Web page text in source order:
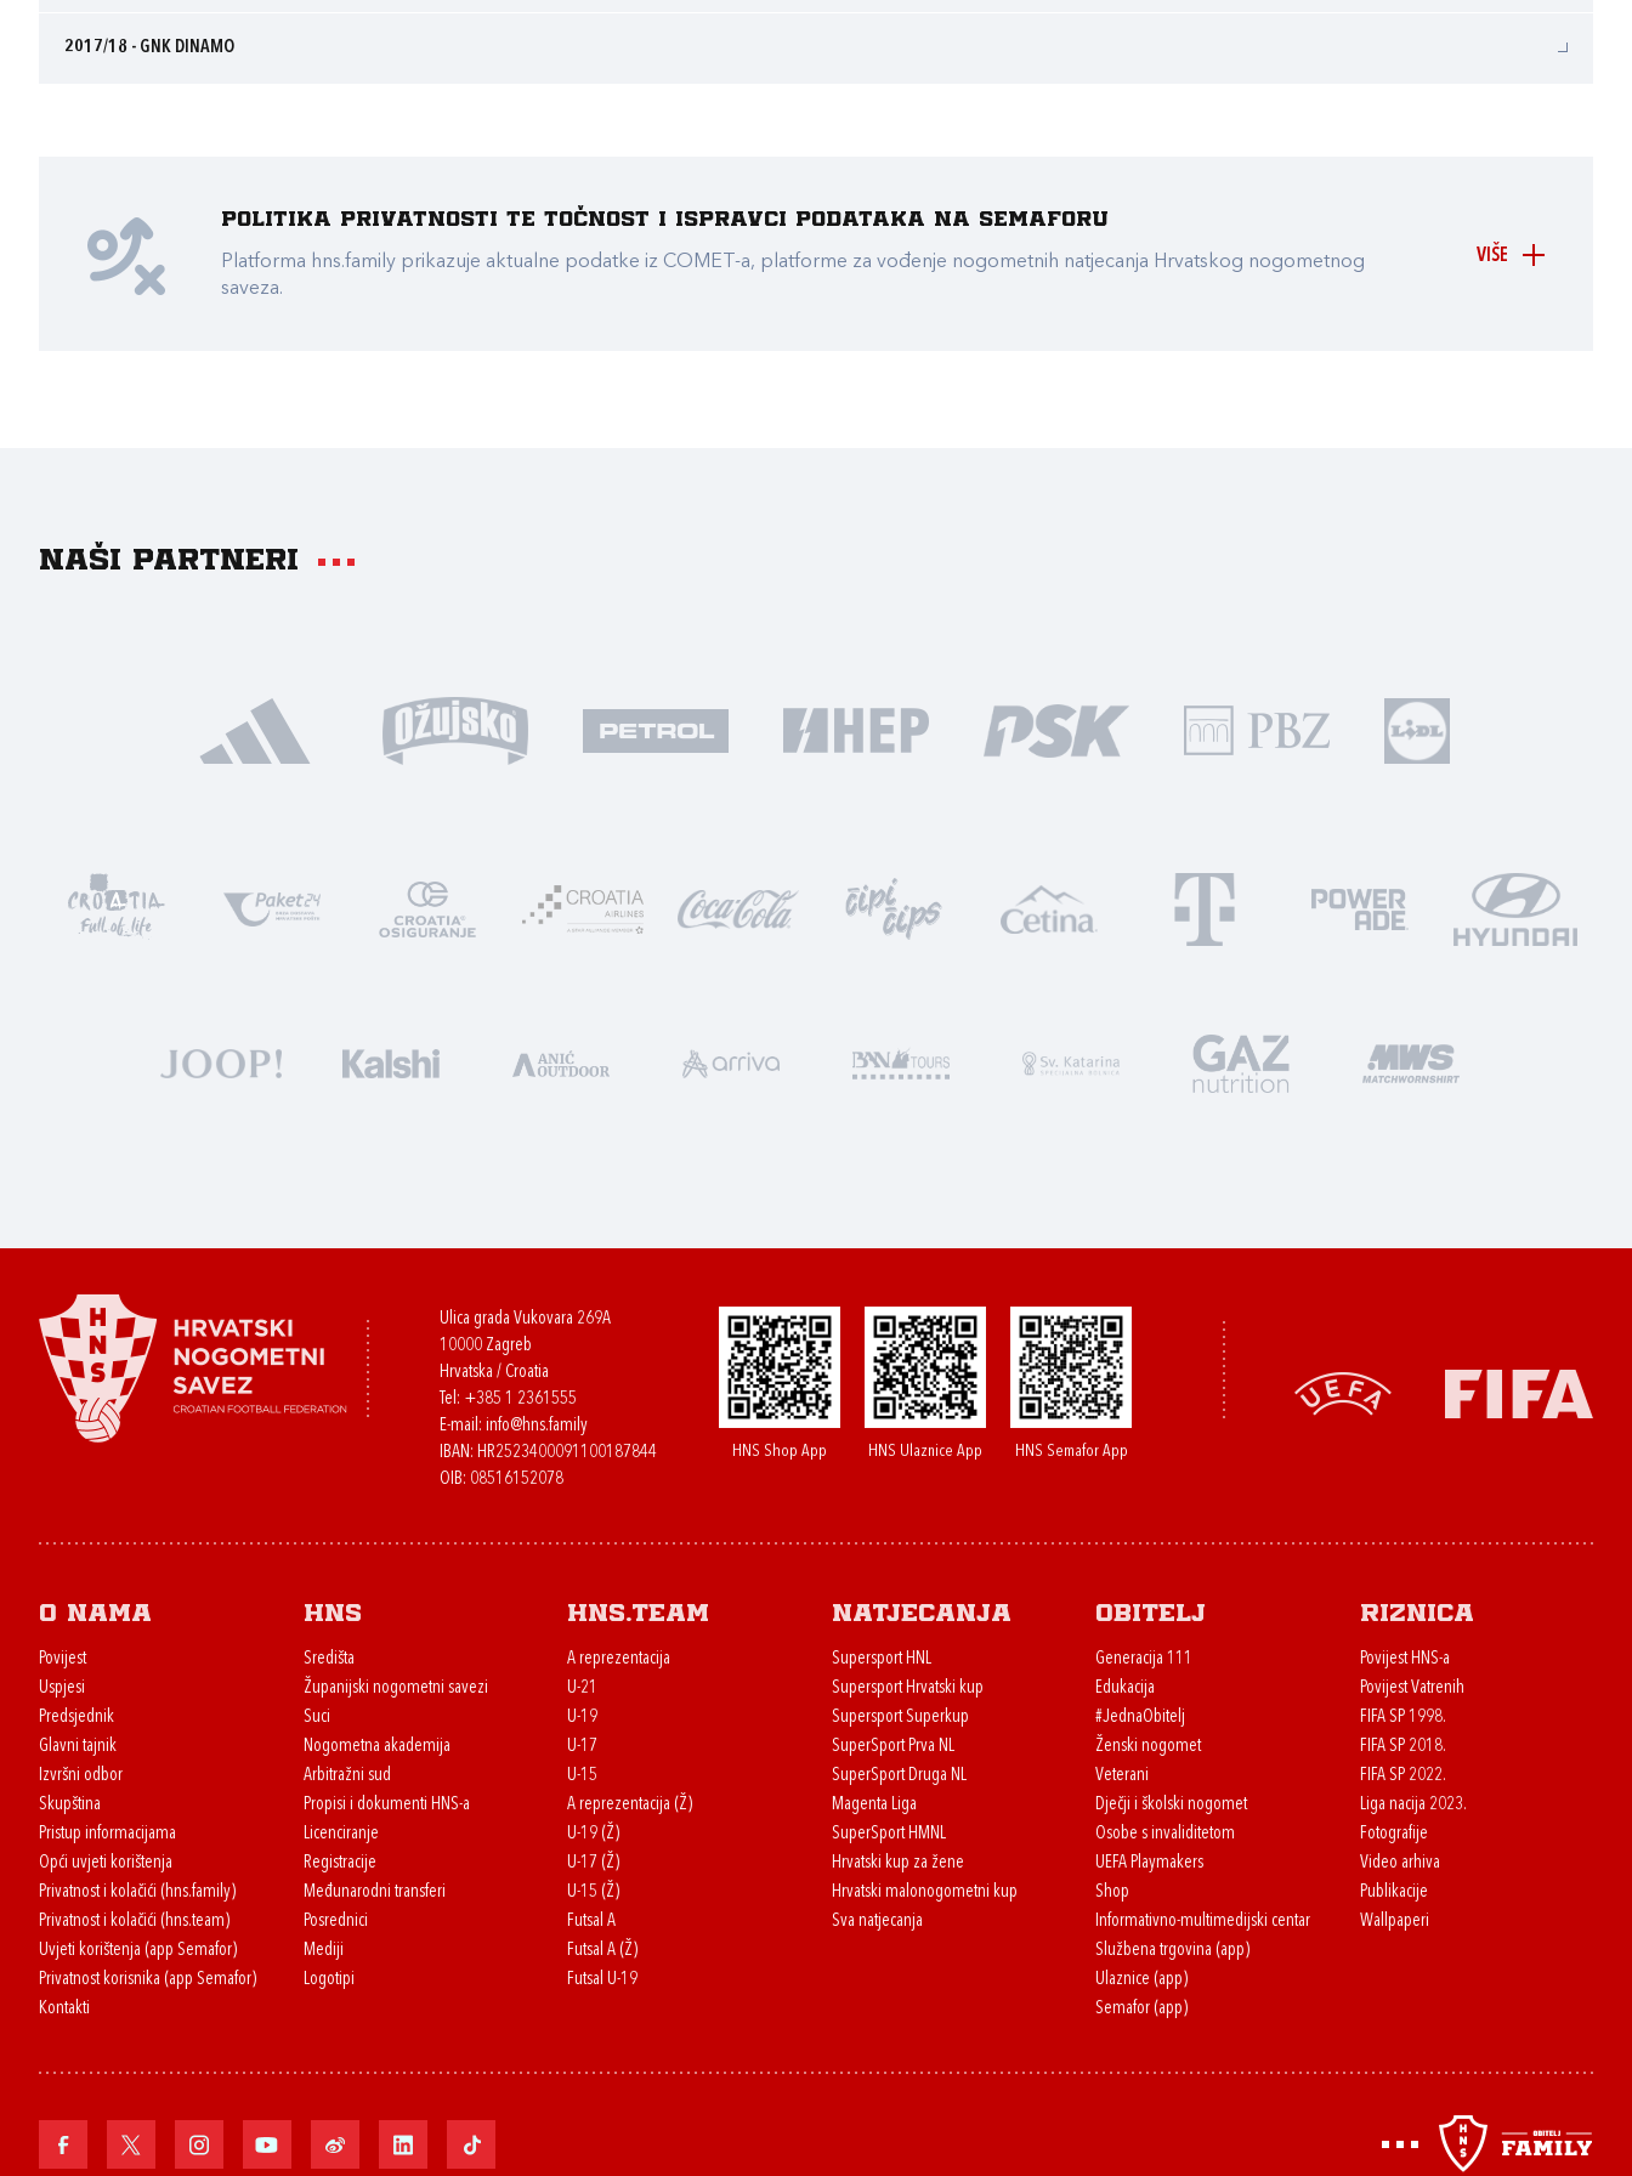
2017/18 - GNK DINAMO
VIŠE
Politika privatnosti te točnost i ispravci podataka na Semaforu
Platforma hns.family prikazuje aktualne podatke iz COMET-a, platforme za vođenje nogometnih natjecanja Hrvatskog nogometnog
saveza.
Naši partneri
Ulica grada Vukovara 269A
10000 Zagreb
Hrvatska / Croatia
Tel: +385 1 2361555
E-mail: info@hns.family
IBAN: HR2523400091100187844
OIB: 08516152078
HNS Shop App HNS Ulaznice App HNS Semafor App
O nama
Povijest
Uspjesi
Predsjednik
Glavni tajnik
Izvršni odbor
Skupština
Pristup informacijama
Opći uvjeti korištenja
Privatnost i kolačići (hns.family)
Privatnost i kolačići (hns.team)
Uvjeti korištenja (app Semafor)
Privatnost korisnika (app Semafor)
Kontakti
HNS
Središta
Županijski nogometni savezi
Suci
Nogometna akademija
Arbitražni sud
Propisi i dokumenti HNS-a
Licenciranje
Registracije
Međunarodni transferi
Posrednici
Mediji
Logotipi
HNS.team
A reprezentacija
U-21
U-19
U-17
U-15
A reprezentacija (Ž)
U-19 (Ž)
U-17 (Ž)
U-15 (Ž)
Futsal A
Futsal A (Ž)
Futsal U-19
Natjecanja
Supersport HNL
Supersport Hrvatski kup
Supersport Superkup
SuperSport Prva NL
SuperSport Druga NL
Magenta Liga
SuperSport HMNL
Hrvatski kup za žene
Hrvatski malonogometni kup
Sva natjecanja
Obitelj
Generacija 111
Edukacija
#JednaObitelj
Ženski nogomet
Veterani
Dječji i školski nogomet
Osobe s invaliditetom
UEFA Playmakers
Shop
Informativno-multimedijski centar
Službena trgovina (app)
Ulaznice (app)
Semafor (app)
Riznica
Povijest HNS-a
Povijest Vatrenih
FIFA SP 1998.
FIFA SP 2018.
FIFA SP 2022.
Liga nacija 2023.
Fotografije
Video arhiva
Publikacije
Wallpaperi